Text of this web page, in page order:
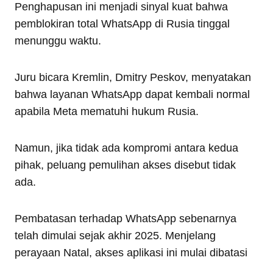
Penghapusan ini menjadi sinyal kuat bahwa
pemblokiran total WhatsApp di Rusia tinggal
menunggu waktu.
Juru bicara Kremlin, Dmitry Peskov, menyatakan
bahwa layanan WhatsApp dapat kembali normal
apabila Meta mematuhi hukum Rusia.
Namun, jika tidak ada kompromi antara kedua
pihak, peluang pemulihan akses disebut tidak
ada.
Pembatasan terhadap WhatsApp sebenarnya
telah dimulai sejak akhir 2025. Menjelang
perayaan Natal, akses aplikasi ini mulai dibatasi